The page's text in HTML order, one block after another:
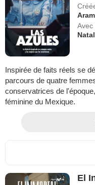
Avec
Inspirée de faits réels se
parcours de quatre
conservatrices de
féminine du Mexique.
El